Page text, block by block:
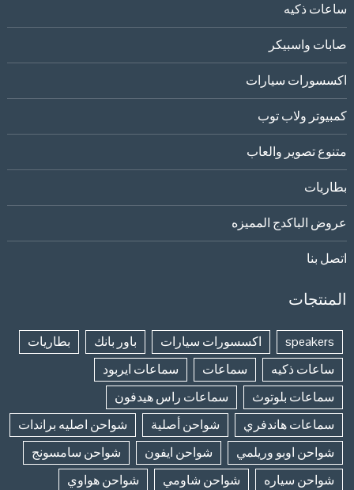
ساعات ذكيه
صابات واسبيكر
اكسسورات سيارات
كمبيوتر ولاب توب
متنوع تصوير والعاب
بطاريات
عروض الباكدج المميزه
اتصل بنا
المنتجات
speakers اكسسورات سيارات باور بانك
بطاريات
ساعات ذكيه
سماعات
سماعات ايربود
سماعات بلوتوث
سماعات راس هيدفون
سماعات هاندفري
شواحن أصلية
شواحن اصليه براندات
شواحن اوبو وريلمي
شواحن ايفون
شواحن سامسونج
شواحن سياره
شواحن شاومي شواحن هواوي